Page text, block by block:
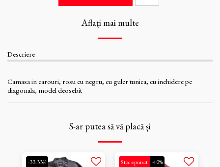
Aflați mai multe
Descriere
Camasa in carouri, rosu cu negru, cu guler tunica, cu inchidere pe
diagonala, model deosebit
S-ar putea să vă placă și
-33.33% Stoc epuizat -40%